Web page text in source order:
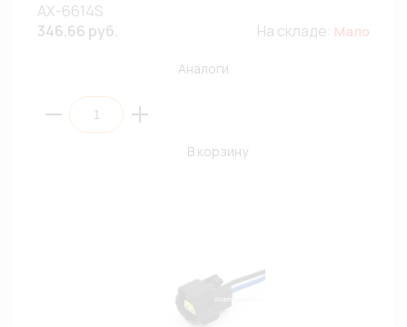
AX-6614S
346.66 руб.
На складе: Мало
Аналоги
В корзину